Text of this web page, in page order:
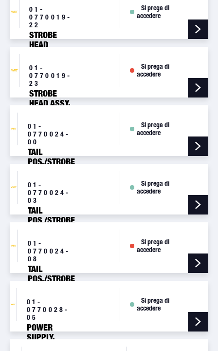
SHIELDED
RED
[A470ADR]
01-
0770019-
22
STROBE
HEAD
SHIELDED
WHITE
[A470ADW]
Si prega di
accedere
01-
0770019-
23
STROBE
HEAD ASSY,
RED/WHITE
[A470ADS]
Si prega di
accedere
01-
0770024-
00
TAIL
POS./STROBE
VERT. MOUNT
[A500AV14]
Si prega di
accedere
01-
0770024-
03
TAIL
POS./STROBE
HORIZ.
MOUNT
Si prega di
accedere
01-
0770024-
08
TAIL
POS./STROBE
[A500VDM1]
Si prega di
accedere
01-
0770028-
05
POWER
SUPPLY,
Si prega di
accedere